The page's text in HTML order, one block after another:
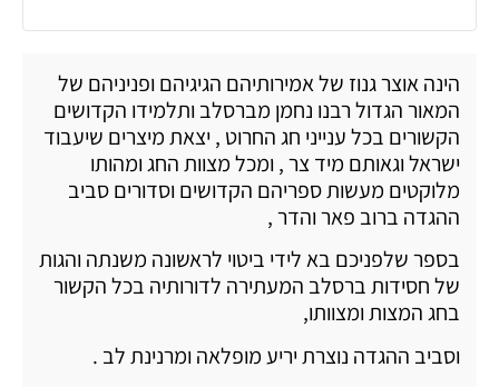
הינה אוצר גנוז של אמירותיהם הגיגיהם ופניניהם של
המאור הגדול רבנו נחמן מברסלב ותלמידו הקדושים
הקשורים בכל ענייני חג החרוט , יצאת מיצרים שיעבוד
ישראל וגאותם מיד צר , ומכל מצוות החג ומהותו
מלוקטים מעשות ספריהם הקדושים וסדורים סביב
ההגדה ברוב פאר והדר ,
בספר שלפניכם בא לידי ביטוי לראשונה משנתה והגות
של חסידות ברסלב המעתירה לדורותיה בכל הקשור
בחג המצות ומצוותו,
וסביב ההגדה נוצרת יריע מופלאה ומרנינת לב .